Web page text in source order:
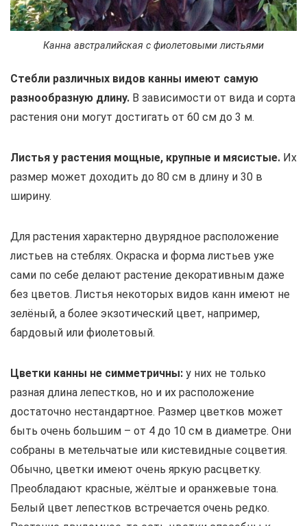
Канна австралийская с фиолетовыми листьями
Стебли различных видов канны имеют самую
разнообразную длину. В зависимости от вида и сорта
растения они могут достигать от 60 см до 3 м.
Листья у растения мощные, крупные и мясистые. Их
размер может доходить до 80 см в длину и 30 в
ширину.
Для растения характерно двурядное расположение
листьев на стеблях. Окраска и форма листьев уже
сами по себе делают растение декоративным даже
без цветов. Листья некоторых видов канн имеют не
зелёный, а более экзотический цвет, например,
бардовый или фиолетовый.
Цветки канны не симметричны: у них не только
разная длина лепестков, но и их расположение
достаточно нестандартное. Размер цветков может
быть очень большим – от 4 до 10 см в диаметре. Они
собраны в метельчатые или кистевидные соцветия.
Обычно, цветки имеют очень яркую расцветку.
Преобладают красные, жёлтые и оранжевые тона.
Белый цвет лепестков встречается очень редко.